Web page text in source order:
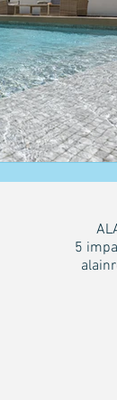
5